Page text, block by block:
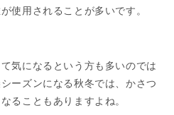
使用されることが多いです。
気になるという方も多いのでは
ーズンになる秋冬では、かさつ
ることもありますよね。